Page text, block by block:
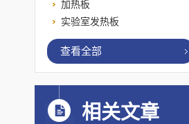
加热板
实验室发热板
查看全部
相关文章